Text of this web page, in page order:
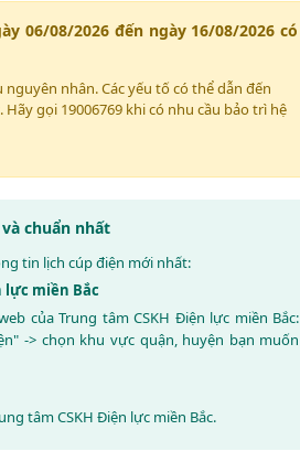
06/08/2026 đến ngày 16/08/2026 có
nhân. Các yếu tố có thể dẫn đến
gọi 19006769 khi có nhu cầu bảo trì hệ
chuẩn nhất
tin lịch cúp điện mới nhất:
lực miền Bắc
của Trung tâm CSKH Điện lực miền Bắc:
-> chọn khu vực quận, huyện bạn muốn
tâm CSKH Điện lực miền Bắc.